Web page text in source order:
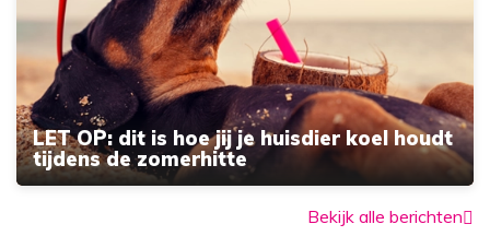
LET OP: dit is hoe jij je huisdier koel houdt
tijdens de zomerhitte
Bekijk alle berichten